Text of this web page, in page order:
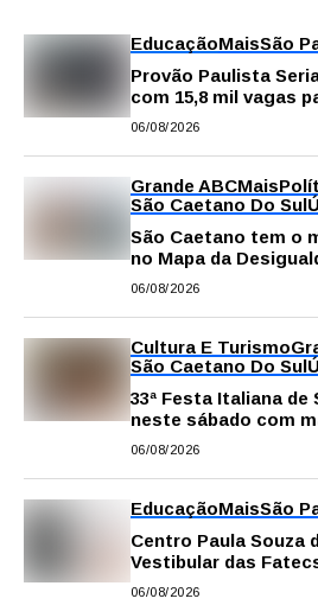
EducaçãoMaisSão
Provão Paulista
com 15,8 mil vagas
público
06/08/2026
Grande ABCMais
São Caetano Do Sul
São Caetano tem o
no Mapa da
06/08/2026
Cultura E Turismo
São Caetano Do Sul
33ª Festa Italiana
neste sábado com
novidades em
06/08/2026
EducaçãoMaisSão
Centro Paula Souza
Vestibular das
semestre de 2027
06/08/2026